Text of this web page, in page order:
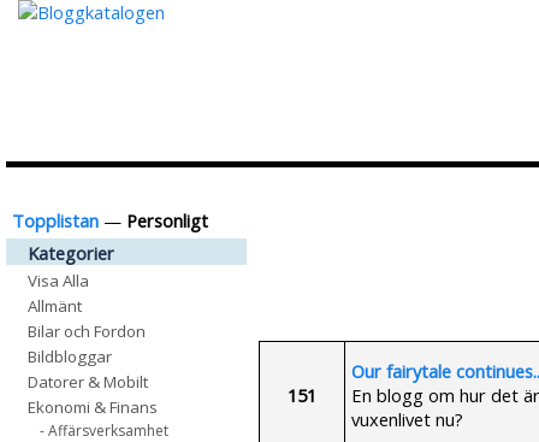
Topplistan — Personligt
Kategorier
Visa Alla
Allmänt
Bilar och Fordon
Bildbloggar
Datorer & Mobilt
Ekonomi & Finans
- Affärsverksamhet
151
Our fairytale continues..
En blogg om hur det
vuxenlivet nu?